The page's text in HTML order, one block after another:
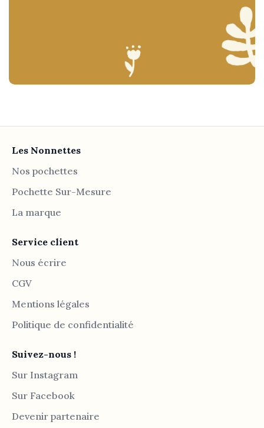
Les Nonnettes
Nos pochettes
Pochette Sur-Mesure
La marque
Service client
Nous écrire
CGV
Mentions légales
Politique de confidentialité
Suivez-nous !
Sur Instagram
Sur Facebook
Devenir partenaire